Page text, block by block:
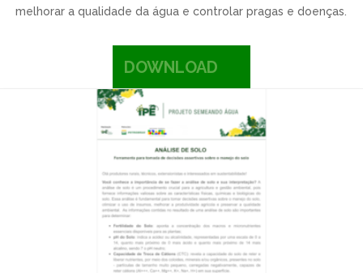
melhorar a qualidade da água e controlar pragas e doenças.
DOWNLOAD